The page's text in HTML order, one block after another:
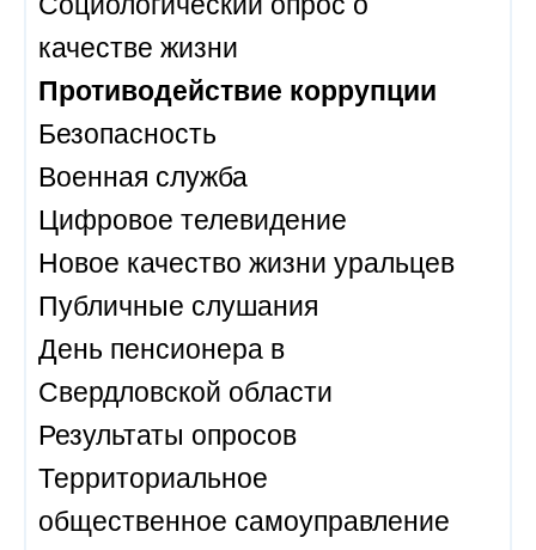
качестве жизни
Противодействие коррупции
Безопасность
Военная служба
Цифровое телевидение
Новое качество жизни уральцев
Публичные слушания
День пенсионера в
Свердловской области
Результаты опросов
Территориальное
общественное самоуправление